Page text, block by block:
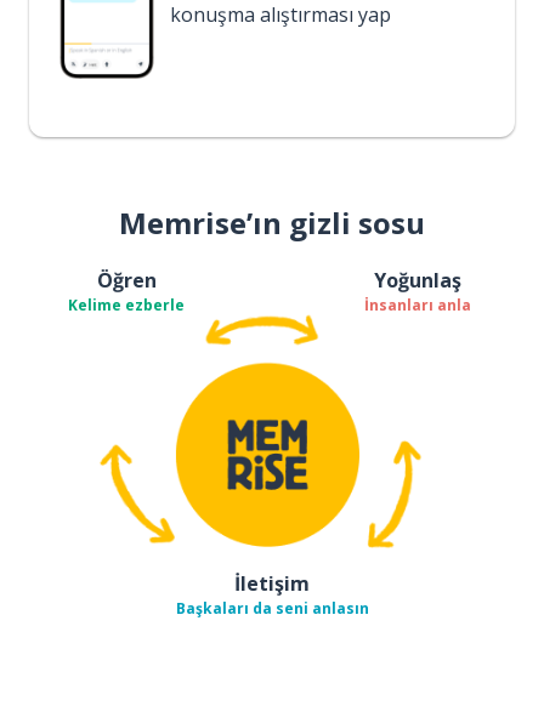
konuşma alıştırması yap
Memrise’ın gizli sosu
Öğren
Kelime ezberle
Yoğunlaş
İnsanları anla
İletişim
Başkaları da seni anlasın